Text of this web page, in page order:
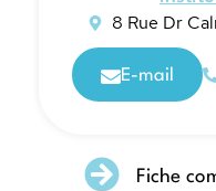
8 Rue Dr
E-mail
Fiche